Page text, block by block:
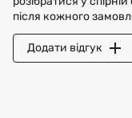
після кожного
Додати відгук